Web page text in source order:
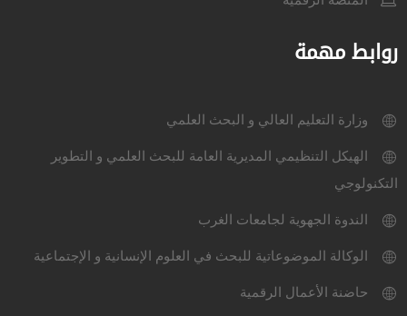
روابط مهمة
وزارة التعليم العالي و البحث العلمي
الهيكل التنظيمي المديرية العامة للبحث العلمي و التطوير
التكنولوجي
الندوة الجهوية لجامعات الغرب
الوكالة الموضوعاتية للبحث في العلوم الإنسانية و الإجتماعية
حاضنة الأعمال الرقمية